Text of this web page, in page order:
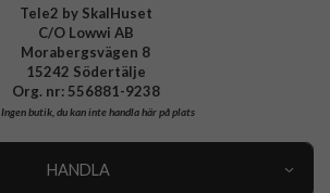
Tele2 by SkalHuset
C/O Lowwi AB
Morabergsvägen 8
15242 Södertälje
Org. nr: 556881-9238
Ingen butik, du kan inte handla här på plats
HANDLA